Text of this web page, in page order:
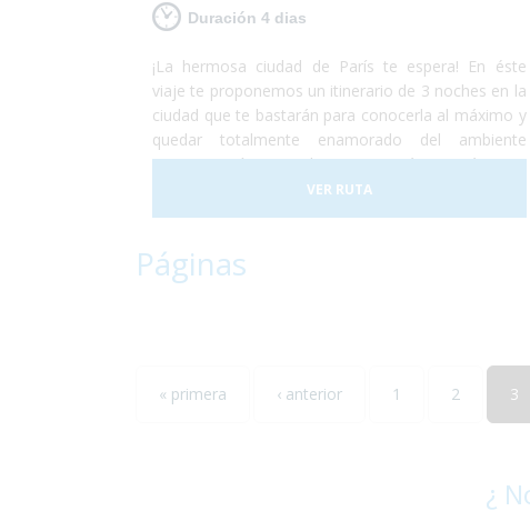
Duración 4 dias
¡La hermosa ciudad de París te espera! En éste
viaje te proponemos un itinerario de 3 noches en la
ciudad que te bastarán para conocerla al máximo y
quedar totalmente enamorado del ambiente
parisino. ¡Así que no lo pienses más y escápate a
París! Sólo disfruta, nosotros nos preocupamos del
resto.
VER RUTA
Páginas
« primera ‹ anterior 1 2 3
¿